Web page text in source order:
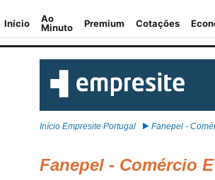
Início Empresite Portugal Fanepel -
Fanepel - Comércio